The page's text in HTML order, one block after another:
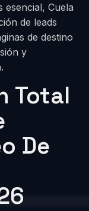
Cuela
de leads
de destino
y
Total
De